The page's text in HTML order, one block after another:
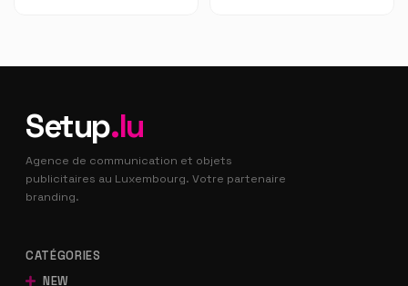
Setup.lu
Agence de communication et objets
publicitaires au Luxembourg. Votre partenaire
branding.
CATÉGORIES
NEW